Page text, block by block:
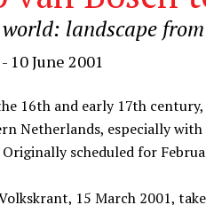
landscape
June 2001
16th and early 17th
Netherlands, especially
scheduled for
15 March 2001,